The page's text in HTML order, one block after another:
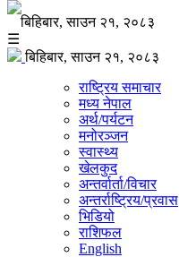
बिहिबार, साउन २१, २०८३
☰
बिहिबार, साउन २१, २०८३
राष्ट्रिय समाचार
मध्य नेपाल
अर्थ/पर्यटन
मनोरञ्जन
स्वास्थ्य
खेलकुद
अन्तर्वार्ता/विचार
अन्तर्राष्ट्रिय/प्रवास
भिडियो
राशिफल
English